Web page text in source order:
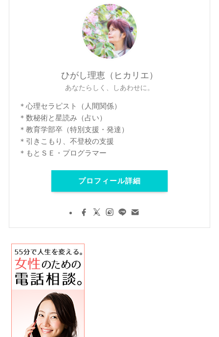
ひがし理恵（ヒカリエ）
あなたらしく、しあわせに。
＊心理セラピスト（人間関係）
＊数秘術と星読み（占い）
＊教育学部卒（特別支援・発達）
＊引きこもり、不登校の支援
＊もとＳＥ・プログラマー
プロフィール詳細